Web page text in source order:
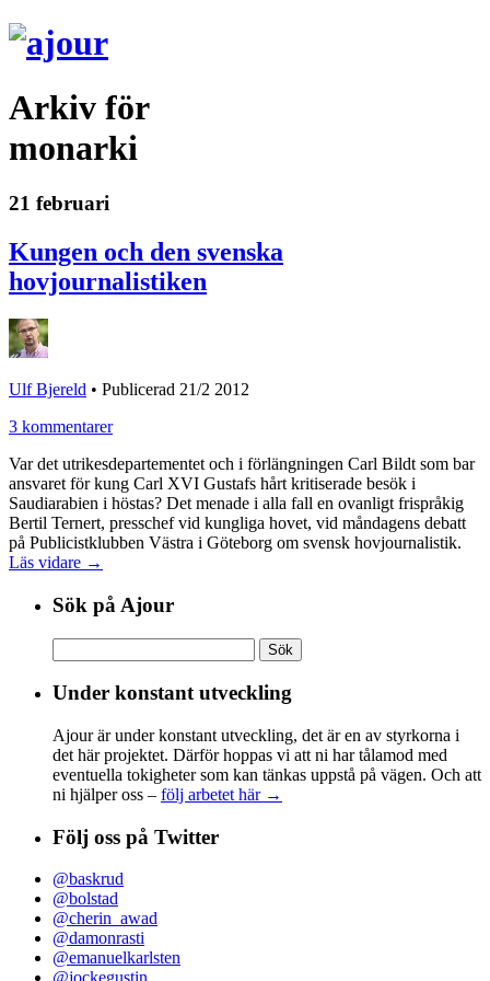
Arkiv för
monarki
21 februari
Kungen och den svenska
hovjournalistiken
Ulf Bjereld • Publicerad 21/2 2012
3 kommentarer
Var det utrikesdepartementet och i förlängningen Carl Bildt som bar
ansvaret för kung Carl XVI Gustafs hårt kritiserade besök i
Saudiarabien i höstas? Det menade i alla fall en ovanligt frispråkig
Bertil Ternert, presschef vid kungliga hovet, vid måndagens debatt
på Publicistklubben Västra i Göteborg om svensk hovjournalistik.
Läs vidare →
Sök på Ajour
efter:
Under konstant utveckling
Ajour är under konstant utveckling, det är en av styrkorna i
det här projektet. Därför hoppas vi att ni har tålamod med
eventuella tokigheter som kan tänkas uppstå på vägen. Och att
ni hjälper oss – följ arbetet här →
Följ oss på Twitter
@baskrud
@bolstad
@cherin_awad
@damonrasti
@emanuelkarlsten